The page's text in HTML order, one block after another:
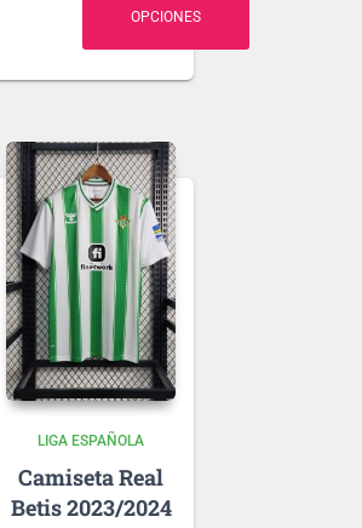
nombre y número
personalizado o bien
de algún jugador, lo
que escribas será lo
que grabemos en tu
camiseta.
Ten en cuenta que si
aún no se ha
presentado la nueva
tipografía
de …
OPCIONES
LIGA ESPAÑOLA
Real
Betis 2023/2024